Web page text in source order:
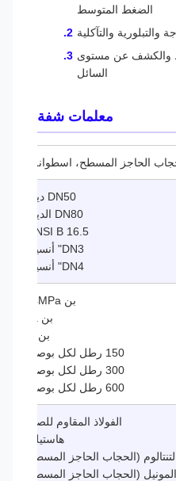
الضغط المتوسط
والتآكلية
عن مستوى
السائل
معلمات شفة
المسطح، اسطوانة الإدراج
DN50 دين 2501
DN80 الدين 2501
DN2" ANSI B 16.5
الفولاذ المقاوم للصدأ 316L
هاستيلوي سي
(الحجاب الحاجز المسطح فقط)
(الحجاب الحاجز المسطح فقط)